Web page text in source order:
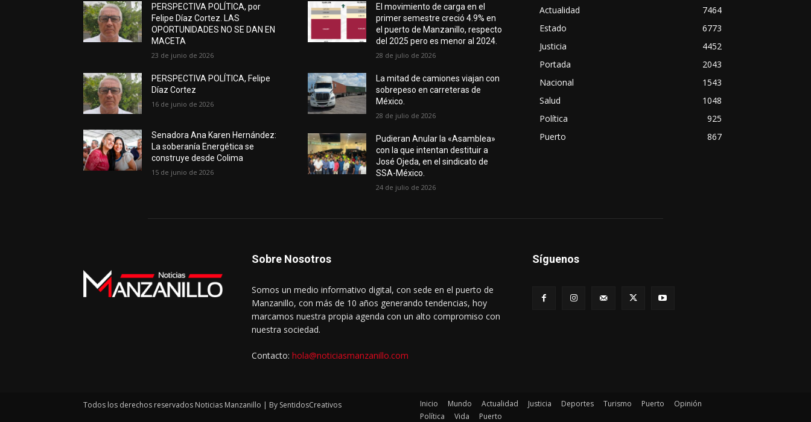
PERSPECTIVA POLÍTICA, por
Felipe Díaz Cortez. LAS
OPORTUNIDADES NO SE DAN EN
MACETA
23 de junio de 2026
PERSPECTIVA POLÍTICA, Felipe
Díaz Cortez
16 de junio de 2026
Senadora Ana Karen Hernández:
La soberanía Energética se
construye desde Colima
15 de junio de 2026
El movimiento de carga en el
primer semestre creció 4.9% en
el puerto de Manzanillo, respecto
del 2025 pero es menor al 2024.
28 de julio de 2026
La mitad de camiones viajan con
sobrepeso en carreteras de
México.
28 de julio de 2026
Pudieran Anular la «Asamblea»
con la que intentan destituir a
José Ojeda, en el sindicato de
SSA-México.
24 de julio de 2026
Actualidad
7464
Estado
6773
Justicia
4452
Portada
2043
Nacional
1543
Salud
1048
Política
925
Puerto
867
Sobre Nosotros
Somos un medio informativo digital, con sede en el puerto de
Manzanillo, con más de 10 años generando tendencias, hoy
marcamos nuestra propia agenda con un alto compromiso con
nuestra sociedad.
Contacto: hola@noticiasmanzanillo.com
Síguenos
Todos los derechos reservados Noticias Manzanillo | By SentidosCreativos Inicio Mundo Actualidad Justicia Deportes Turismo Puerto
Opinión
Política
Vida Puerto